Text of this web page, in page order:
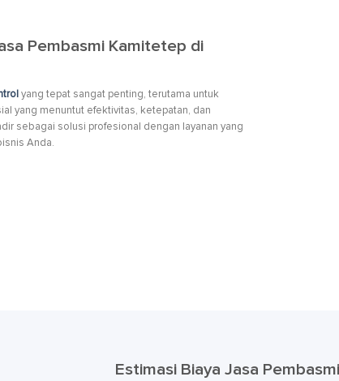
Pembasmi Kamitetep di
yang tepat sangat penting, terutama untuk
yang menuntut efektivitas, ketepatan, dan
sebagai solusi profesional dengan layanan yang
Anda.
Estimasi Biaya Jasa